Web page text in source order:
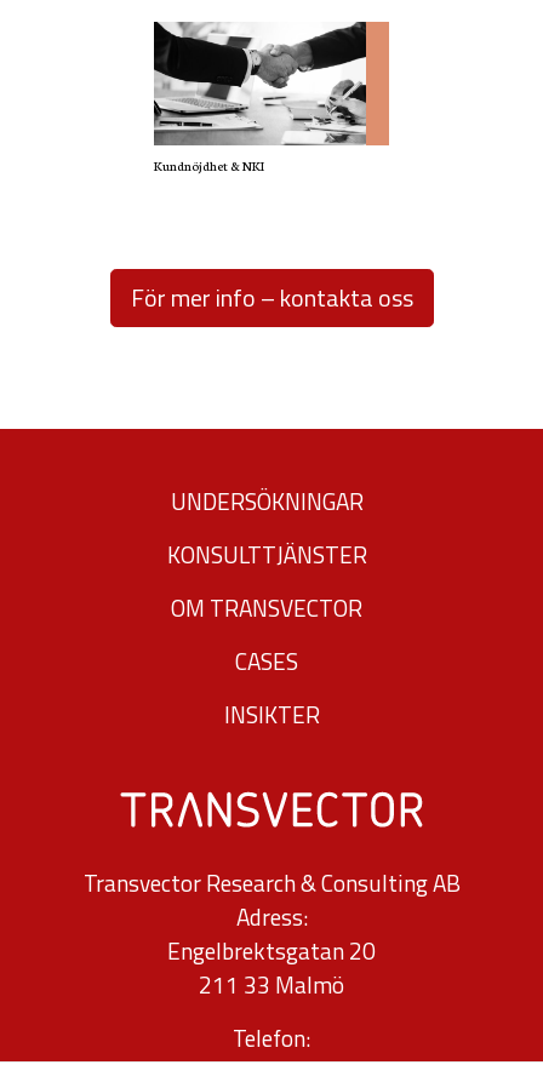
Kundnöjdhet & NKI
För mer info – kontakta oss
UNDERSÖKNINGAR
KONSULTTJÄNSTER
OM TRANSVECTOR
CASES
INSIKTER
Transvector Research & Consulting AB
Adress:
Engelbrektsgatan 20
211 33 Malmö
Telefon:
Upplevelse
För att vår
möjligt under
ditt besök.
Om du nekar
kommer viss
att försvinna
från
Genom att dela
beteende när du
chansen att få se
anpassat innehåll
och erbjudanden.